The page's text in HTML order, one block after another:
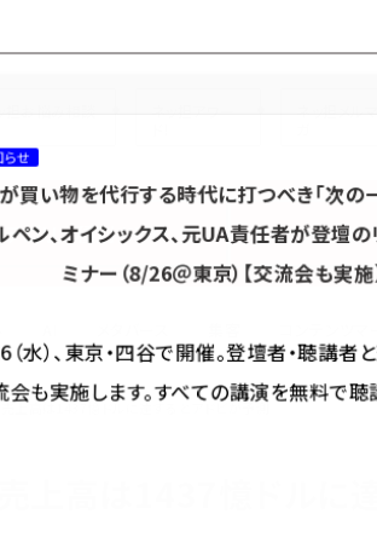
ゴリ／種別 から探す セミナー／イ
上高は1437憶ドルに達するとアドビが予測
上高は1437憶ドルに達
らせ
買い物を代行する時代に打つべき「次の
ペン、オイシックス、元UA責任者が登壇
ミナー（8/26＠東京）【交流会も実施
（水）、東京・四谷で開催。登壇者・聴講者
会も実施します。すべての講演を無料で聴